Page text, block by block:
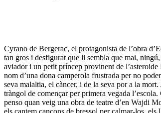
Cyrano de Bergerac, el protagonista de l’obra
tan gros i desfigurat que li sembla que mai,
aviador i un petit príncep provinent de l’asteroide
nom d’una dona camperola frustrada per no
seva malaltia, el càncer, i de la seva por a la
tràngol de començar per primera vegada
penso quan veig una obra de teatre d’en Wajdi
els cantem cançons de bressol per calmar-los,